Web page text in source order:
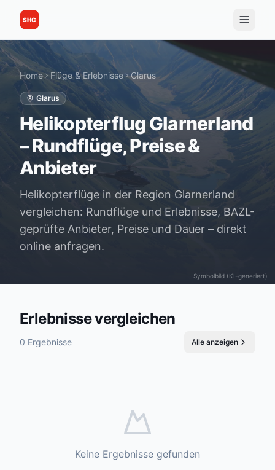
SHC
Symbolbild (KI-generiert)
Home Flüge & Erlebnisse Glarus
Glarus
Helikopterflug Glarnerland
– Rundflüge, Preise &
Anbieter
Helikopterflüge in der Region Glarnerland
vergleichen: Rundflüge und Erlebnisse, BAZL-
geprüfte Anbieter, Preise und Dauer – direkt
online anfragen.
Erlebnisse vergleichen
0 Ergebnisse Alle anzeigen
Keine Ergebnisse gefunden